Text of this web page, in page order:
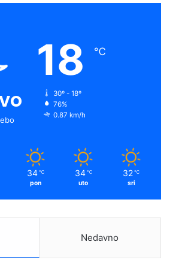
18 ℃
30º - 18º
76%
0.87 km/h
34 ℃
pon
34 ℃
uto
32 ℃
sri
Nedavno